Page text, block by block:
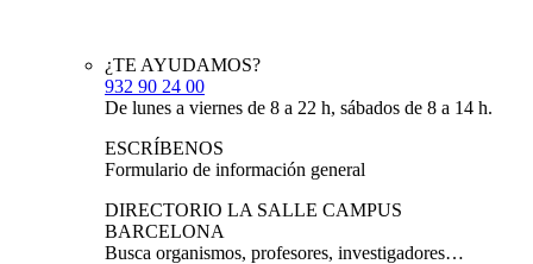
¿TE AYUDAMOS?
932 90 24 00
De lunes a viernes de 8 a 22 h, sábados de 8 a 14 h.
ESCRÍBENOS
Formulario de información general
DIRECTORIO LA SALLE CAMPUS
BARCELONA
Busca organismos, profesores, investigadores…